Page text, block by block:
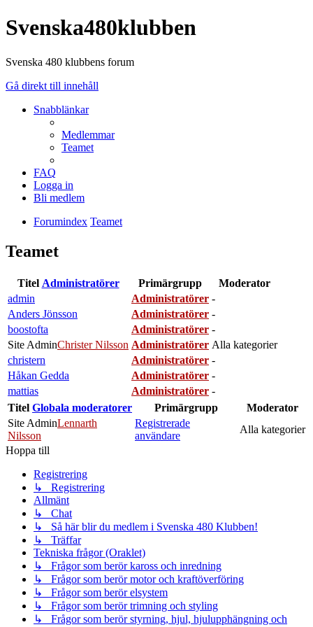
Svenska480klubben
Svenska 480 klubbens forum
Gå direkt till innehåll
Snabblänkar
Medlemmar
Teamet
FAQ
Logga in
Bli medlem
Forumindex Teamet
Teamet
Titel Administratörer Primärgrupp
Moderator
admin
Administratörer -
Anders Jönsson
Administratörer -
boostofta
Administratörer -
Site AdminChrister Nilsson Administratörer Alla kategorier
christern
Administratörer -
Håkan Gedda
Administratörer -
mattias
Administratörer -
Titel Globala moderatorer Primärgrupp
Moderator
Site AdminLennarth
Nilsson
Registrerade
användare
Alla kategorier
Hoppa till
Registrering
↳ Registrering
Allmänt
↳ Chat
↳ Så här blir du medlem i Svenska 480 Klubben!
↳ Träffar
Tekniska frågor (Oraklet)
↳ Frågor som berör kaross och inredning
↳ Frågor som berör motor och kraftöverföring
↳ Frågor som berör elsystem
↳ Frågor som berör trimning och styling
↳ Frågor som berör styrning, hjul, hjulupphängning och